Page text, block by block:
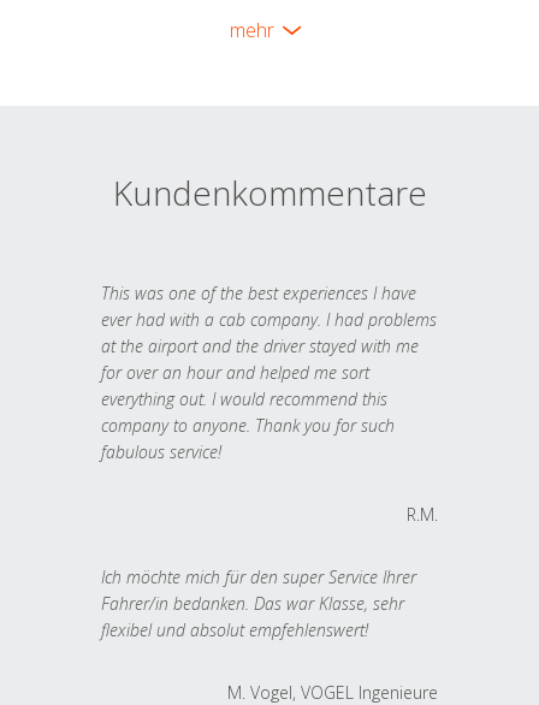
mehr
Kundenkommentare
This was one of the best experiences I have
ever had with a cab company. I had problems
at the airport and the driver stayed with me
for over an hour and helped me sort
everything out. I would recommend this
company to anyone. Thank you for such
fabulous service!
R.M.
Ich möchte mich für den super Service Ihrer
Fahrer/in bedanken. Das war Klasse, sehr
flexibel und absolut empfehlenswert!
M. Vogel, VOGEL Ingenieure